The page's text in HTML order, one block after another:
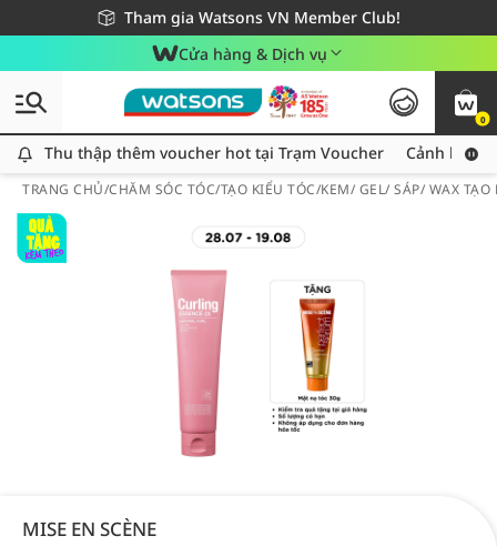
Tham gia Watsons VN Member Club!
Miễn phí giao hàng cho đơn hàng từ 249,000Đ
Giao hàng nhanh 24h - Áp dụng khu vực TP. Hồ Chí Minh
Cửa hàng & Dịch vụ
0
Thu thập thêm voucher hot tại Trạm Voucher
Thu thập thêm voucher hot tại Trạm Voucher Cảnh báo
TRANG CHỦ/CHĂM SÓC TÓC/TẠO KIỂU TÓC/KEM/ GEL/ SÁP/ WAX TẠO
MISE EN SCÈNE